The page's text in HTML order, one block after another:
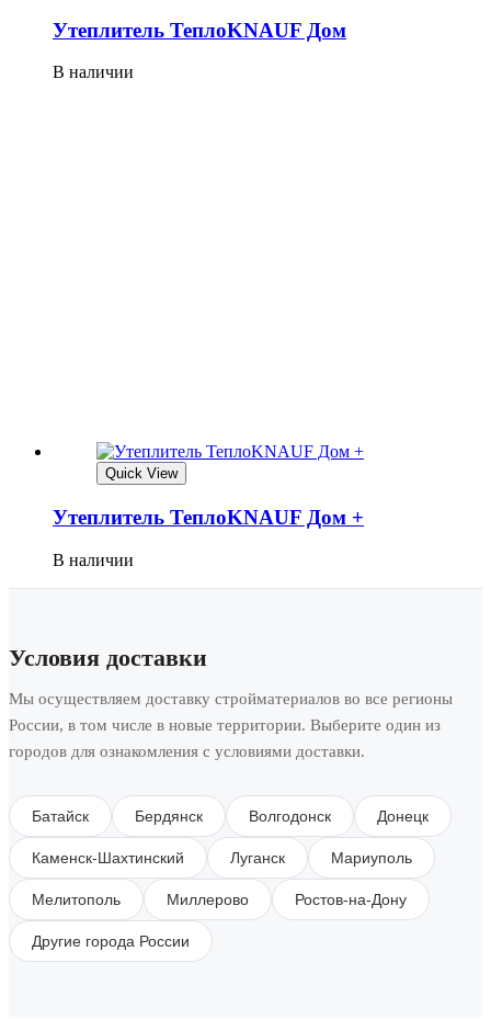
Утеплитель ТеплоKNAUF Дом
В наличии
Quick View
Утеплитель ТеплоKNAUF Дом +
В наличии
Условия доставки
Мы осуществляем доставку стройматериалов во все регионы
России, в том числе в новые территории. Выберите один из
городов для ознакомления с условиями доставки.
Батайск Бердянск Волгодонск Донецк
Каменск-Шахтинский Луганск Мариуполь
Мелитополь Миллерово Ростов-на-Дону
Другие города России